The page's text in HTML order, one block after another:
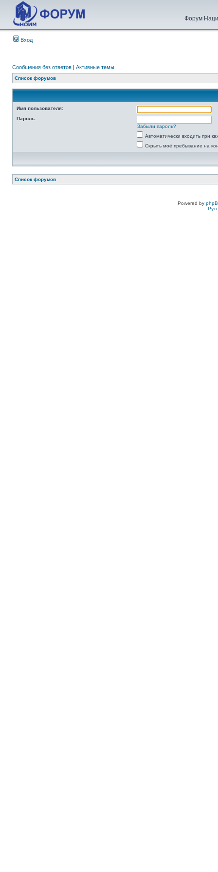
Форум
Вход
Сообщения без ответов | Активные темы
Список форумов
Имя пользователя:
Пароль:
Забыли пароль?
Автоматически входить при
Скрыть моё пребывание на
Список форумов
Powered by